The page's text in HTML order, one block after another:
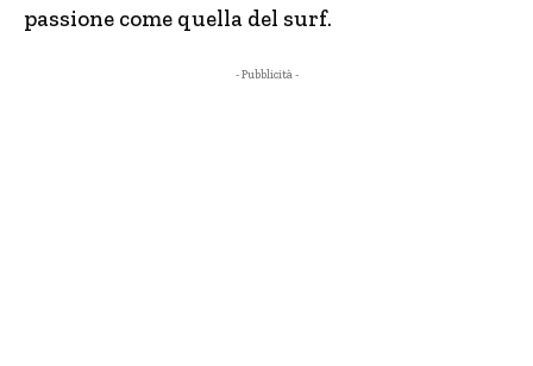
passione come quella del surf.
- Pubblicità -